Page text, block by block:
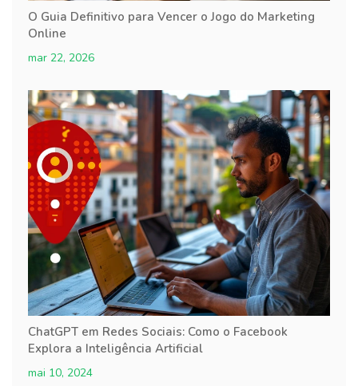
O Guia Definitivo para Vencer o Jogo do Marketing
Online
mar 22, 2026
ChatGPT em Redes Sociais: Como o Facebook
Explora a Inteligência Artificial
mai 10, 2024